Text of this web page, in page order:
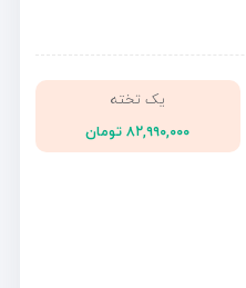
یک تخته
۸۲,۹۹۰,۰۰۰ تومان